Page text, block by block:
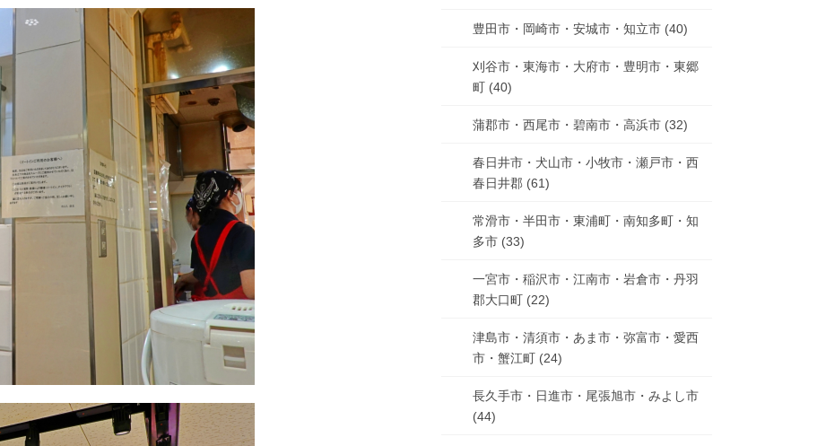
豊田市・岡崎市・安城市・知立市 (40)
刈谷市・東海市・大府市・豊明市・東郷
町 (40)
蒲郡市・西尾市・碧南市・高浜市 (32)
春日井市・犬山市・小牧市・瀬戸市・西
春日井郡 (61)
常滑市・半田市・東浦町・南知多町・知
多市 (33)
一宮市・稲沢市・江南市・岩倉市・丹羽
郡大口町 (22)
津島市・清須市・あま市・弥富市・愛西
市・蟹江町 (24)
長久手市・日進市・尾張旭市・みよし市
(44)